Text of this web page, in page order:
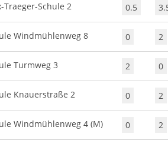
Traeger-Schule 2 0.5
Windmühlenweg 8 0 2
Turmweg 3 2 0
Knauerstraße 2 0 2
Windmühlenweg 4 (M) 0 2